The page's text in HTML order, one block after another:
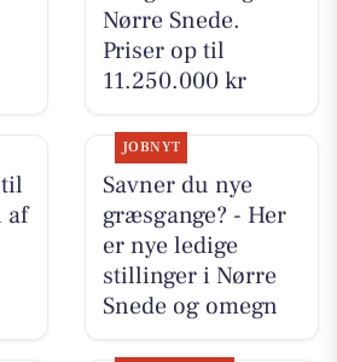
Nørre Snede.
Priser op til
11.250.000 kr
af
JOBNYT
Savner du nye
græsgange? - Her
er nye ledige
stillinger i Nørre
Snede og omegn